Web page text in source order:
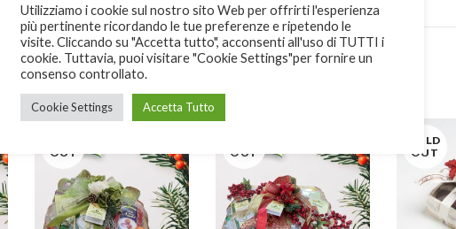
OUT
OUT
SOLD
OUT
Utilizziamo i cookie sul nostro sito Web per offrirti l'esperienza
più pertinente ricordando le tue preferenze e ripetendo le
visite. Cliccando su "Accetta tutto", acconsenti all'uso di TUTTI i
cookie. Tuttavia, puoi visitare "Cookie Settings"per fornire un
consenso controllato.
Cookie Settings Accetta Tutto